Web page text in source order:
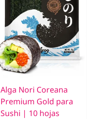
Alga Nori Coreana
Premium Gold para
Sushi | 10 hojas